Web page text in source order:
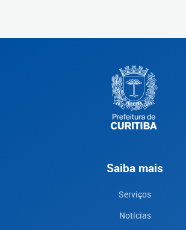
Saiba mais
Serviços
Notícias